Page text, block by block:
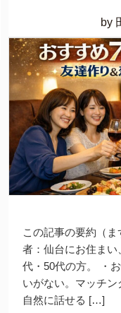
by
この記事の要約（
者：仙台にお住ま
代・50代の方。 ・
いがない。マッチン
自然に話せる […]